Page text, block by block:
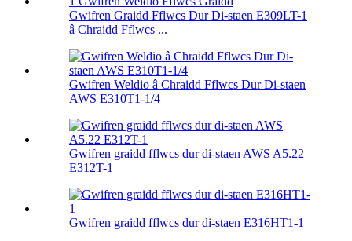
Gwifren Graidd Fflwcs Dur Di-staen E309LT-1
â Chraidd Fflwcs ...
Gwifren Weldio â Chraidd Fflwcs Dur Di-staen
AWS E310T1-1/4
Gwifren graidd fflwcs dur di-staen AWS A5.22
E312T-1
Gwifren graidd fflwcs dur di-staen E316HT1-1